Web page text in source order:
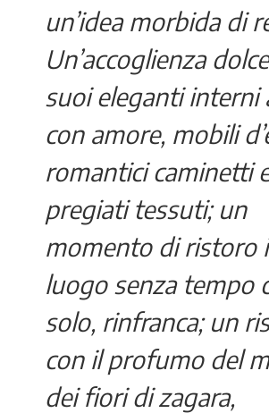
un’idea morbida di
Un’accoglienza
suoi eleganti interni
con amore, mobili
romantici caminetti
pregiati tessuti; un
momento di ristoro
luogo senza tempo
solo, rinfranca; un
con il profumo del
dei fiori di zagara,